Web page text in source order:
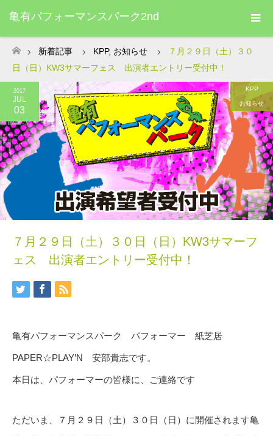
亀有パフォーマンスパーク2nd
ホーム
新着記事 KPP, お知らせ
７月２９日（土）３０
日（日）KW3サマーフェス 出演者エントリー受付中！
2017
JUL
03
KPP
お知らせ
７月２９日（土）３０日（日）KW3サマーフ
ェス 出演者エントリー受付中！
亀有パフォーマンスパーク パフォーマー 紙芝居
PAPER☆PLAY’N 安部貴志です。
本日は、パフォーマーの皆様に、ご連絡です
ただいま、７月２９日（土）３０日（日）に開催されます亀